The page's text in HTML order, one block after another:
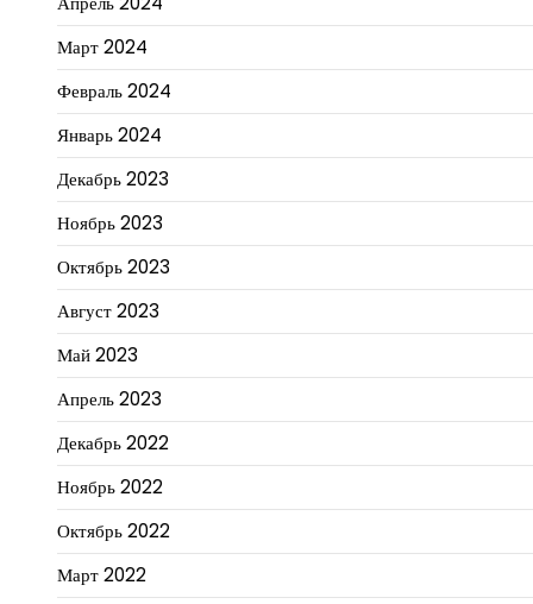
Март 2024
Февраль 2024
Январь 2024
Декабрь 2023
Ноябрь 2023
Октябрь 2023
Август 2023
Май 2023
Апрель 2023
Декабрь 2022
Ноябрь 2022
Октябрь 2022
Март 2022